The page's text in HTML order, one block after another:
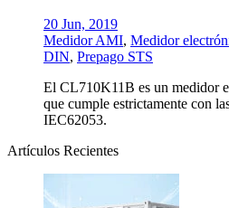
20 Jun, 2019
Medidor AMI, Medidor
DIN, Prepago STS
El CL710K11B es un medidor
que cumple estrictamente con
IEC62053.
Artículos Recientes